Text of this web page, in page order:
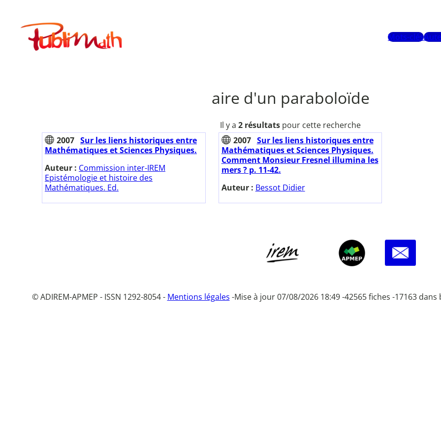
contenuPublimath
Mots-clés
aire d'un paraboloïde
Il y a 2 résultats pour cette recherche
2007 Sur les liens historiques entre
Mathématiques et Sciences Physiques.
Auteur : Commission inter-IREM
Epistémologie et histoire des
Mathématiques. Ed.
2007 Sur les liens historiques entre
Mathématiques et Sciences Physiques.
Comment Monsieur Fresnel illumina les
mers ? p. 11-42.
Auteur : Bessot Didier
© ADIREM-APMEP - ISSN 1292-8054 - Mentions légales -Mise à jour 07/08/2026 18:49 -42565 fiches -17163